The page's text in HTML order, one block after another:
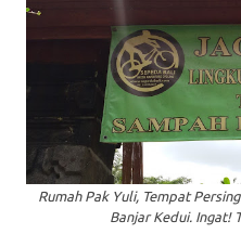
Rumah Pak Yuli, Tempat
Banjar Kedui. Ingat!